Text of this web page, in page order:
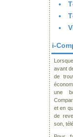
i-
avant
de
une
et en
de
son,